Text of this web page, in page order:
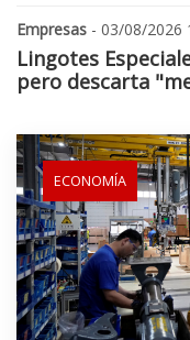
Empresas - 03/08/2026
Lingotes
pero descarta
ECONOMÍA